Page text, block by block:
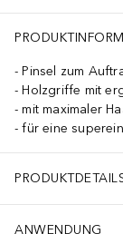
Pinsel zum
Holzgriffe mit
mit maximaler
für eine
ANWENDUNG